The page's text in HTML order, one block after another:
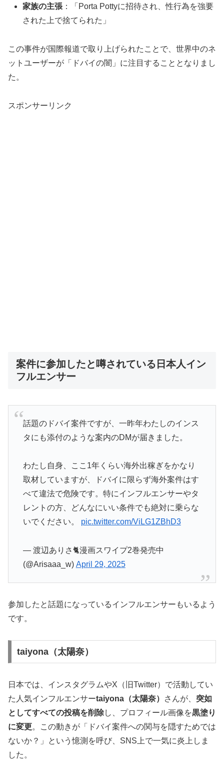
家族の主張 ：「Porta Pottyに招待され、性行為を強要
された上で捨てられた」
この事件が国際報道で取り上げられたことで、世界中のネ
ットユーザーが「ドバイの闇」に注目することとなりまし
た。
スポンサーリンク
案件に参加したと噂されている日本人イン
フルエンサー
話題のドバイ案件ですが、一昨年わたしのインス
タにも添付のような案内のDMが届きました。
わたし自身、ここ1年くらい海外出稼ぎをかなり
取材していますが、ドバイに限らず海外案件はす
べて違法で危険です。特にインフルエンサーやタ
レントの方、どんなにいい条件でも絶対に乗らな
いでください。 pic.twitter.com/ViLG1ZBhD3
— 渡辺ありさ🐈漫画スワイプ2巻発売中
(@Arisaaa_w) April 29, 2025
参加したと話題になっているインフルエンサーもいるよう
です。
taiyona（太陽奈）
日本では、インスタグラムやX（旧Twitter）で活動してい
た人気インフルエンサーtaiyona（太陽奈） さんが、 突如
としてすべての投稿を削除し、プロフィール画像を黒塗り
に変更。この動きが「ドバイ案件への関与を隠すためでは
ないか？」という憶測を呼び、SNS上で一気に炎上しま
した。